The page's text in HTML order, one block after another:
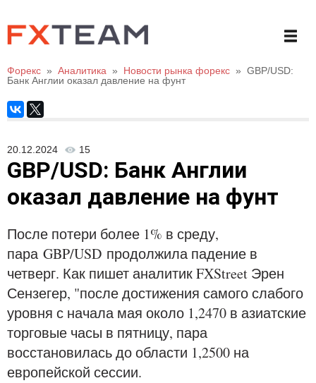
Форекс » Аналитика » Новости рынка форекс » GBP/USD:
Банк Англии оказал давление на фунт
20.12.2024 15
GBP/USD: Банк Англии
оказал давление на фунт
После потери более 1% в среду,
пара GBP/USD продолжила падение в
четверг. Как пишет аналитик FXStreet Эрен
Сензегер, "после достижения самого слабого
уровня с начала мая около 1,2470 в азиатские
торговые часы в пятницу, пара
восстановилась до области 1,2500 на
европейской сессии.